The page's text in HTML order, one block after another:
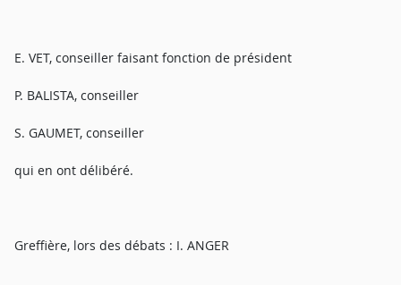
E. VET, conseiller faisant fonction de président
P. BALISTA, conseiller
S. GAUMET, conseiller
qui en ont délibéré.
Greffière, lors des débats : I. ANGER